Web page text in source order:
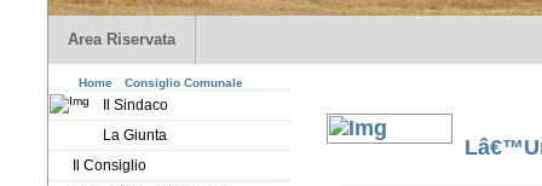
Area Riservata
Home Consiglio Comunale
Il Sindaco
La Giunta
Il Consiglio